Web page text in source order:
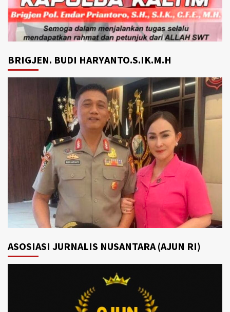
BRIGJEN. BUDI HARYANTO.S.IK.M.H
ASOSIASI JURNALIS NUSANTARA (AJUN RI)